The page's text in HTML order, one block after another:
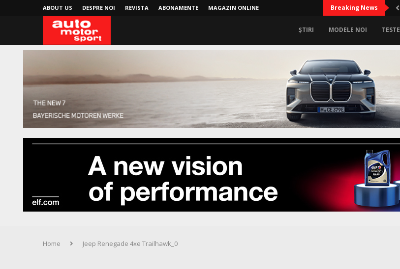
ABOUT US DESPRE NOI REVISTA ABONAMENTE MAGAZIN ONLINE Breaking News
ȘTIRI MODELE NOI TESTE
Home Jeep Renegade 4xe Trailhawk_0